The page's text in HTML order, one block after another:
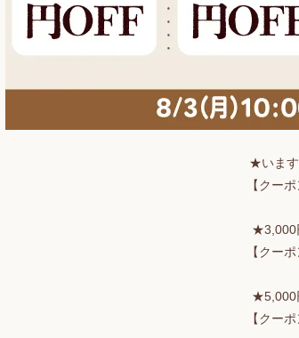
★います
【クー
★3,000
【クー
★5,000
【クー